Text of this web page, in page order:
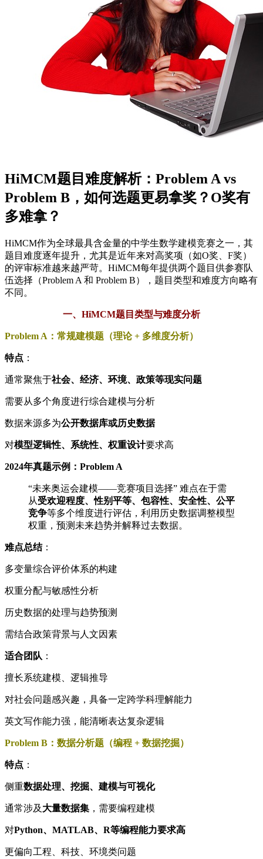
HiMCM题目难度解析：Problem A vs
Problem B，如何选题更易拿奖？O奖有
多难拿？
HiMCM作为全球最具含金量的中学生数学建模竞赛之一，其
题目难度逐年提升，尤其是近年来对高奖项（如O奖、F奖）
的评审标准越来越严苛。HiMCM每年提供两个题目供参赛队
伍选择（Problem A 和 Problem B），题目类型和难度方向略有
不同。
一、HiMCM题目类型与难度分析
Problem A：常规建模题（理论 + 多维度分析）
特点 ：
通常聚焦于社会、经济、环境、政策等现实问题
需要从多个角度进行综合建模与分析
数据来源多为公开数据库或历史数据
对模型逻辑性、系统性、权重设计要求高
2024年真题示例：Problem A
“未来奥运会建模——竞赛项目选择” 难点在于需
从受欢迎程度、性别平等、包容性、安全性、公平
竞争等多个维度进行评估，利用历史数据调整模型
权重，预测未来趋势并解释过去数据。
难点总结：
多变量综合评价体系的构建
权重分配与敏感性分析
历史数据的处理与趋势预测
需结合政策背景与人文因素
适合团队 ：
擅长系统建模、逻辑推导
对社会问题感兴趣，具备一定跨学科理解能力
英文写作能力强，能清晰表达复杂逻辑
Problem B：数据分析题（编程 + 数据挖掘）
特点 ：
侧重数据处理、挖掘、建模与可视化
通常涉及 大量数据集 ，需要编程建模
对Python、MATLAB、R等编程能力要求高
更偏向工程、科技、环境类问题